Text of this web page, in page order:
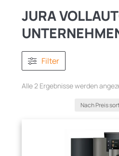
JURA
Filter
Alle 2 Ergebnisse werden